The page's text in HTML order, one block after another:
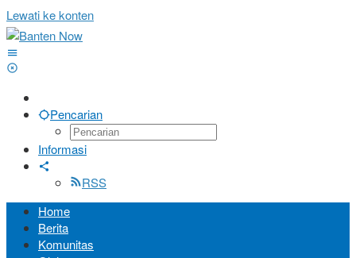
Lewati ke konten
Pencarian
Informasi
RSS
Home
Berita
Komunitas